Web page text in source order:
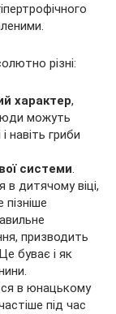
різні:
характер,
можуть
навіть гриби
системи.
в дитячому віці,
призводить
буває і як
в юнацькому
під час